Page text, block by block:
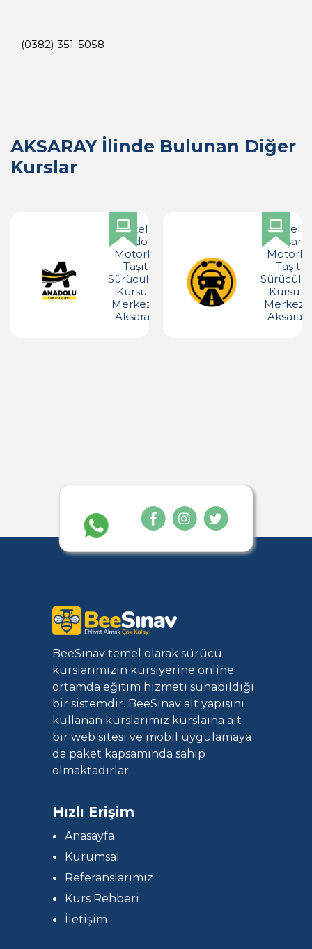
(0382) 351-5058
AKSARAY İlinde Bulunan Diğer
Kurslar
Özel
Anadolu
Motorlu
Taşıt
Sürücüleri
Kursu -
Merkez -
Aksaray
Özel
Başarı
Motorlu
Taşıt
Kursu -
Merkez -
Aksaray
BeeSınav temel olarak sürücü
kurslarımızın kursiyerine online
ortamda eğitim hizmeti sunabildiği
bir sistemdir. BeeSınav alt yapısını
kullanan kurslarımız kurslaına ait
bir web sitesi ve mobil uygulamaya
da paket kapsamında sahip
olmaktadırlar...
Hızlı Erişim
Anasayfa
Kurumsal
Referanslarımız
Kurs Rehberi
İletişim